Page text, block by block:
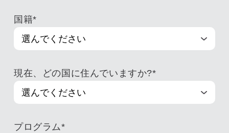
国籍*
現在、どの国に住んでいますか?*
プログラム*